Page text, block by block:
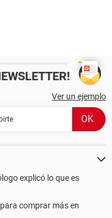
Ver un ejemplo
explicó lo que es
comprar más en